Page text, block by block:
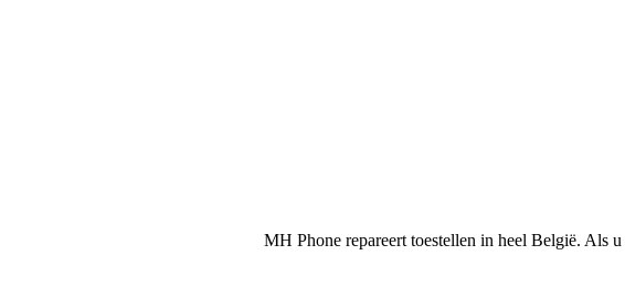
MH Phone repareert toestellen in heel België. Als